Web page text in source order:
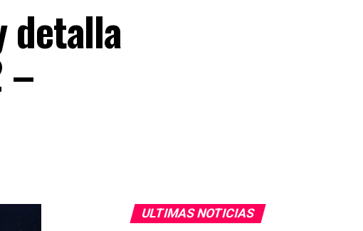
detalla
–
ULTIMAS NOTICIAS